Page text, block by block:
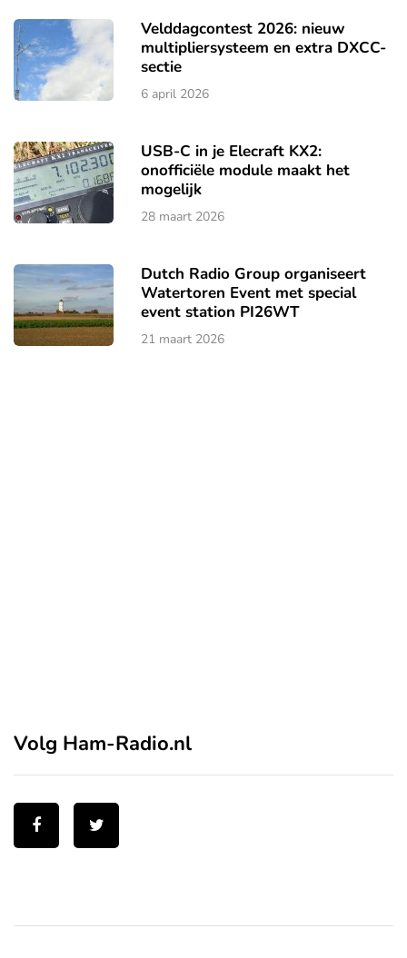
Velddagcontest 2026: nieuw
multipliersysteem en extra DXCC-
sectie
6 april 2026
USB-C in je Elecraft KX2:
onofficiële module maakt het
mogelijk
28 maart 2026
Dutch Radio Group organiseert
Watertoren Event met special
event station PI26WT
21 maart 2026
Volg Ham-Radio.nl